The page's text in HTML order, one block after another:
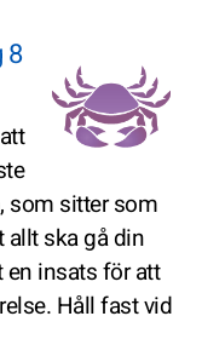
8
som sitter som
allt ska gå din
insats för att
Håll fast vid